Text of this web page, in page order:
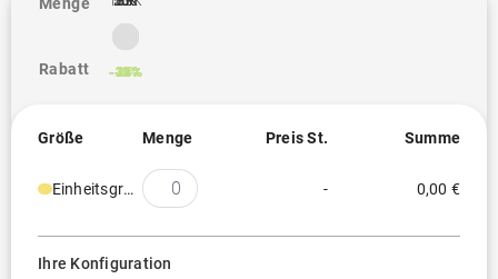
Rabatt -6%
-14%
-18%
-26%
-30%
-32%
-33%
Größe Menge Preis St. Summe
Einheitsgröße - 0,00 €
Ihre Konfiguration